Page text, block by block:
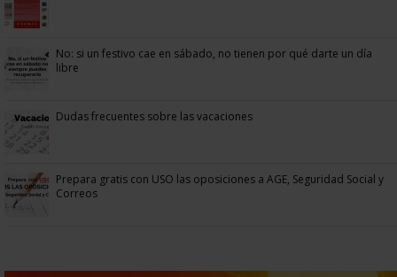
No: si un festivo cae en sábado, no tienen por qué darte un día
libre
Dudas frecuentes sobre las vacaciones
Prepara gratis con USO las oposiciones a AGE, Seguridad Social y
Correos